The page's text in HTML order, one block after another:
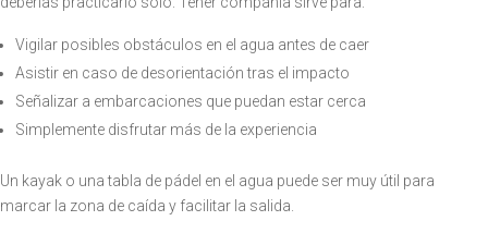
Vigilar posibles obstáculos en el agua antes de caer
Asistir en caso de desorientación tras el impacto
Señalizar a embarcaciones que puedan estar cerca
Simplemente disfrutar más de la experiencia
Un kayak o una tabla de pádel en el agua puede ser muy útil para
marcar la zona de caída y facilitar la salida.